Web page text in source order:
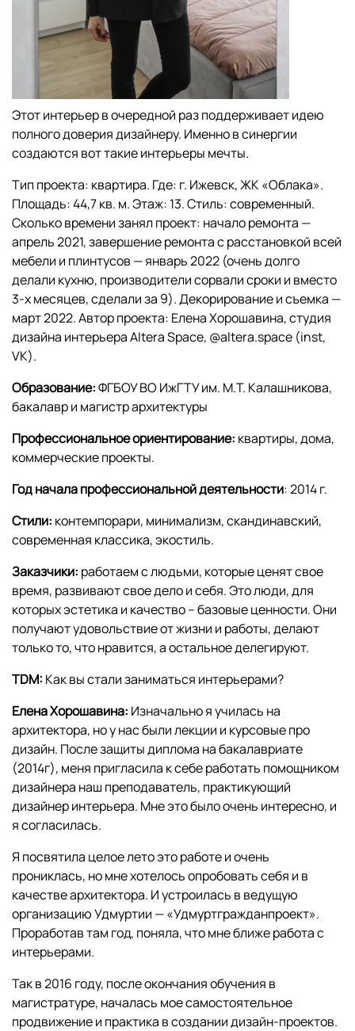
Этот интерьер в очередной раз поддерживает идею
полного доверия дизайнеру. Именно в синергии
создаются вот такие интерьеры мечты.
Тип проекта: квартира. Где: г. Ижевск, ЖК «Облака».
Площадь: 44,7 кв. м. Этаж: 13. Стиль: современный.
Сколько времени занял проект: начало ремонта —
апрель 2021, завершение ремонта с расстановкой всей
мебели и плинтусов — январь 2022 (очень долго
делали кухню, производители сорвали сроки и вместо
3-х месяцев, сделали за 9). Декорирование и съемка —
март 2022. Автор проекта: Елена Хорошавина, студия
дизайна интерьера Altera Space, @altera.space (inst,
VK).
Образование:ФГБОУ ВО ИжГТУ им. М.Т. Калашникова,
бакалавр и магистр архитектуры
Профессиональное ориентирование: квартиры, дома,
коммерческие проекты.
Год начала профессиональной деятельности: 2014 г.
Стили: контемпорари, минимализм, скандинавский,
современная классика, экостиль.
Заказчики: работаем с людьми, которые ценят свое
время, развивают свое дело и себя. Это люди, для
которых эстетика и качество – базовые ценности. Они
получают удовольствие от жизни и работы, делают
только то, что нравится, а остальное делегируют.
TDM: Как вы стали заниматься интерьерами?
Елена Хорошавина: Изначально я училась на
архитектора, но у нас были лекции и курсовые про
дизайн. После защиты диплома на бакалавриате
(2014г), меня пригласила к себе работать помощником
дизайнера наш преподаватель, практикующий
дизайнер интерьера. Мне это было очень интересно, и
я согласилась.
Я посвятила целое лето это работе и очень
прониклась, но мне хотелось опробовать себя и в
качестве архитектора. И устроилась в ведущую
организацию Удмуртии — «Удмуртгражданпроект».
Проработав там год, поняла, что мне ближе работа с
интерьерами.
Так в 2016 году, после окончания обучения в
магистратуре, началась мое самостоятельное
продвижение и практика в создании дизайн-проектов.